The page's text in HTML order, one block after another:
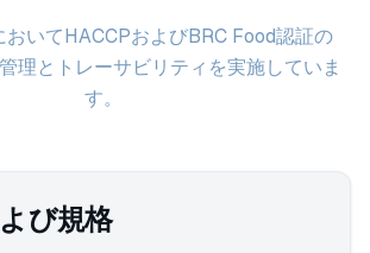
おいてHACCPおよびBRC Food認証の
理とトレーサビリティを実施していま
す。
び規格